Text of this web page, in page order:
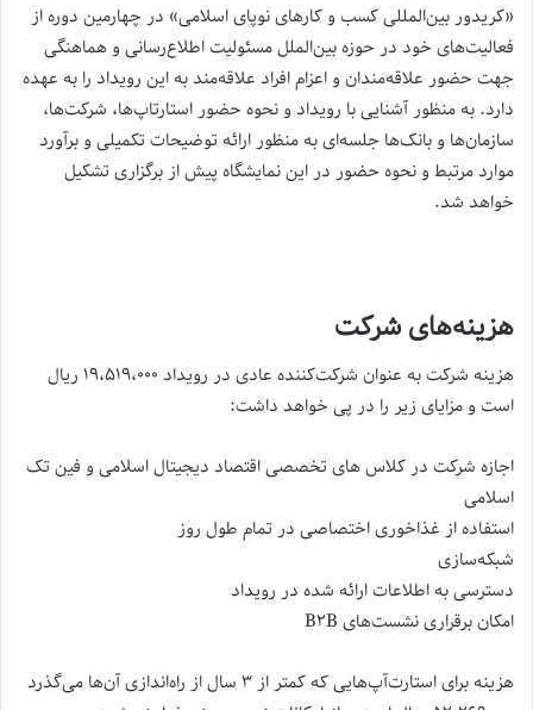
«کریدور بین‌المللی کسب و کارهای نوپای اسلامی» در چهارمین دوره از
فعالیت‌های خود در حوزه بین‌الملل مسئولیت اطلاع‌رسانی و هماهنگی
جهت حضور علاقه‌مندان و اعزام افراد علاقه‌مند به این رویداد را به عهده
دارد. به منظور آشنایی با رویداد و نحوه حضور استارتاپ‌ها، شرکت‌ها،
سازمان‌ها و بانک‌ها جلسه‌ای به منظور ارائه توضیحات تکمیلی و برآورد
موارد مرتبط و نحوه حضور در این نمایشگاه پیش از برگزاری تشکیل
خواهد شد.
هزینه‌های شرکت
هزینه شرکت به عنوان شرکت‌کننده عادی در رویداد ۱۹،۵۱۹،۰۰۰ ریال
است و مزایای زیر را در پی خواهد داشت:
اجازه شرکت در کلاس های تخصصی اقتصاد دیجیتال اسلامی و فین تک
اسلامی
استفاده از غذاخوری اختصاصی در تمام طول روز
شبکه‌سازی
دسترسی به اطلاعات ارائه شده در رویداد
امکان برقراری نشست‌های B۲B
هزینه برای استارت‌آپ‌هایی که کمتر از ۳ سال از راه‌اندازی آن‌ها می‌گذرد